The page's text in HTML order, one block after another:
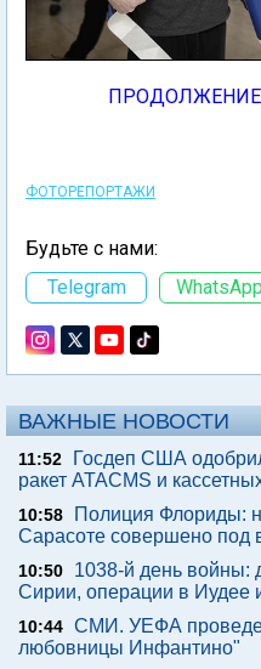
ФОТОРЕПОРТАЖИ
Будьте с нами:
Telegram
WhatsApp
ВАЖНЫЕ НОВОСТИ
11:52
Госдеп США
ракет ATACMS и
10:58
Полиция Флориды:
Сарасоте совершено под
10:50
1038-й день войны:
Сирии, операции в Иудее
10:44 СМИ. УЕФА
любовницы Инфантино"